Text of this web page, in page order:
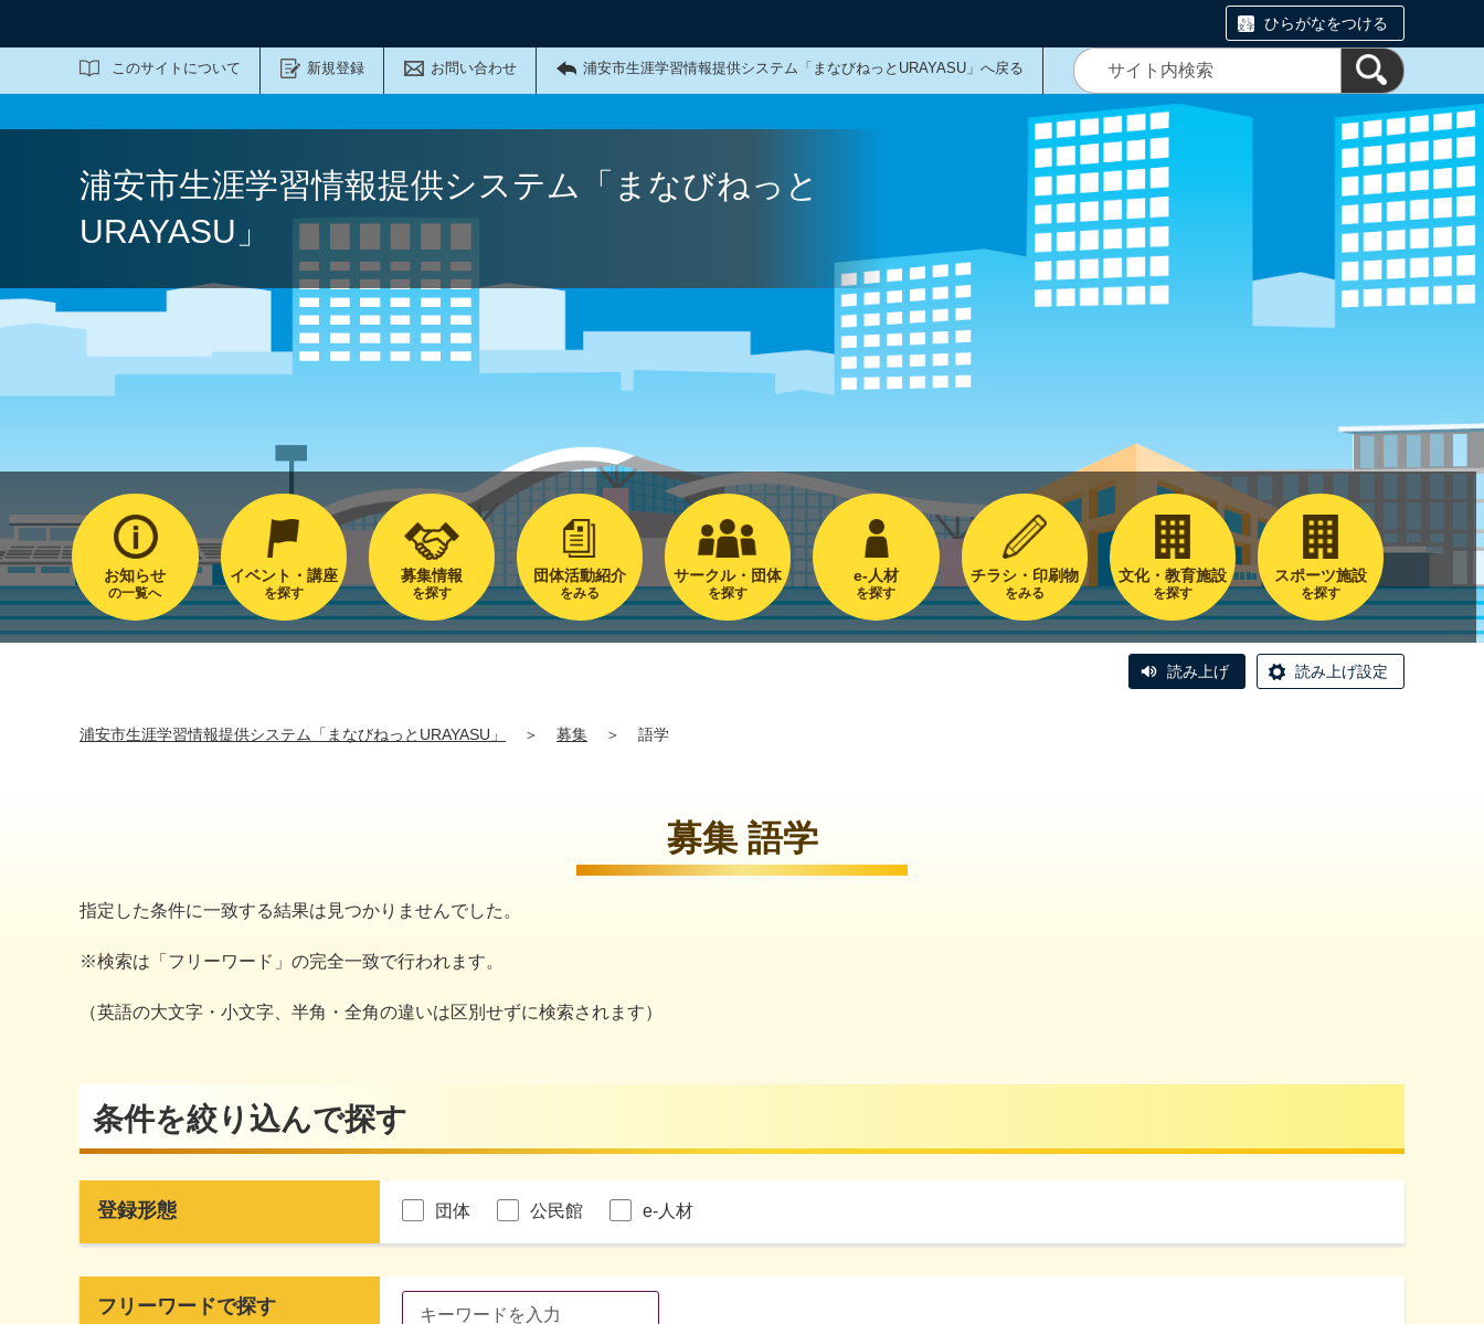
ひらがなをつける
このサイトについて 新規登録 お問い合わせ 浦安市生涯学習情報提供システム「まなびねっとURAYASU」へ戻る
サイト内検索
浦安市生涯学習情報提供システム「まなびねっと
URAYASU」
お知らせ
の一覧へ
イベント・講座
を探す
募集情報
を探す
団体活動紹介
をみる
サークル・団体
を探す
e-人材
を探す
チラシ・印刷物
をみる
文化・教育施設
を探す
スポーツ施設
を探す
読み上げ 読み上げ設定
浦安市生涯学習情報提供システム「まなびねっとURAYASU」 ＞ 募集 ＞ 語学
募集 語学
指定した条件に一致する結果は見つかりませんでした。
※検索は「フリーワード」の完全一致で行われます。
（英語の大文字・小文字、半角・全角の違いは区別せずに検索されます）
条件を絞り込んで探す
登録形態 団体 公民館 e-人材
フリーワードで探す